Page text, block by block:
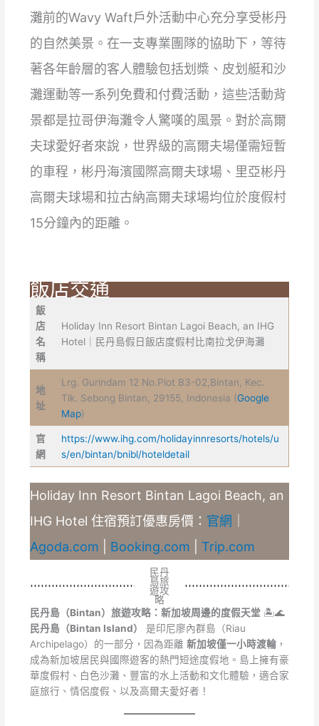
灘前的Wavy Waft戶外活動中心充分享受彬丹
的自然美景。在一支專業團隊的協助下，等待
著各年齡層的客人體驗包括划槳、皮划艇和沙
灘運動等一系列免費和付費活動，這些活動背
景都是拉哥伊海灘令人驚嘆的風景。對於高爾
夫球愛好者來說，世界級的高爾夫場僅需短暫
的車程，彬丹海濱國際高爾夫球場、里亞彬丹
高爾夫球場和拉古納高爾夫球場均位於度假村
15分鐘內的距離。
飯店交通
飯
店
名
稱
Holiday Inn Resort Bintan Lagoi Beach, an IHG
Hotel｜民丹島假日飯店度假村比南拉戈伊海灘
地
址
Lrg. Gurindam 12 No.Plot B3-02,Bintan, Kec.
Tlk. Sebong Bintan, 29155, Indonesia (Google
Map)
官
網
https://www.ihg.com/holidayinnresorts/hotels/u
s/en/bintan/bnibl/hoteldetail
Holiday Inn Resort Bintan Lagoi Beach, an
IHG Hotel 住宿預訂優惠房價： 官網
Agoda.com
Booking.com Trip.com
民丹
島旅
遊攻
略
民丹島（Bintan）旅遊攻略：新加坡周邊的度假天堂🏝️🌊
民丹島（Bintan Island）
是印尼廖內群島（Riau
Archipelago）的一部分，因為距離 新加坡僅一小時渡輪，
成為新加坡居民與國際遊客的熱門短途度假地。島上擁有豪
華度假村、白色沙灘、豐富的水上活動和文化體驗，適合家
庭旅行、情侶度假、以及高爾夫愛好者！